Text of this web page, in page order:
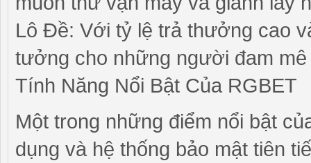
Lô Đề: Với tỷ lệ trả thưởng cao
tưởng cho những người đam mê
Tính Năng Nổi Bật Của RGBET
Một trong những điểm nổi bật
dụng và hệ thống bảo mật tiên